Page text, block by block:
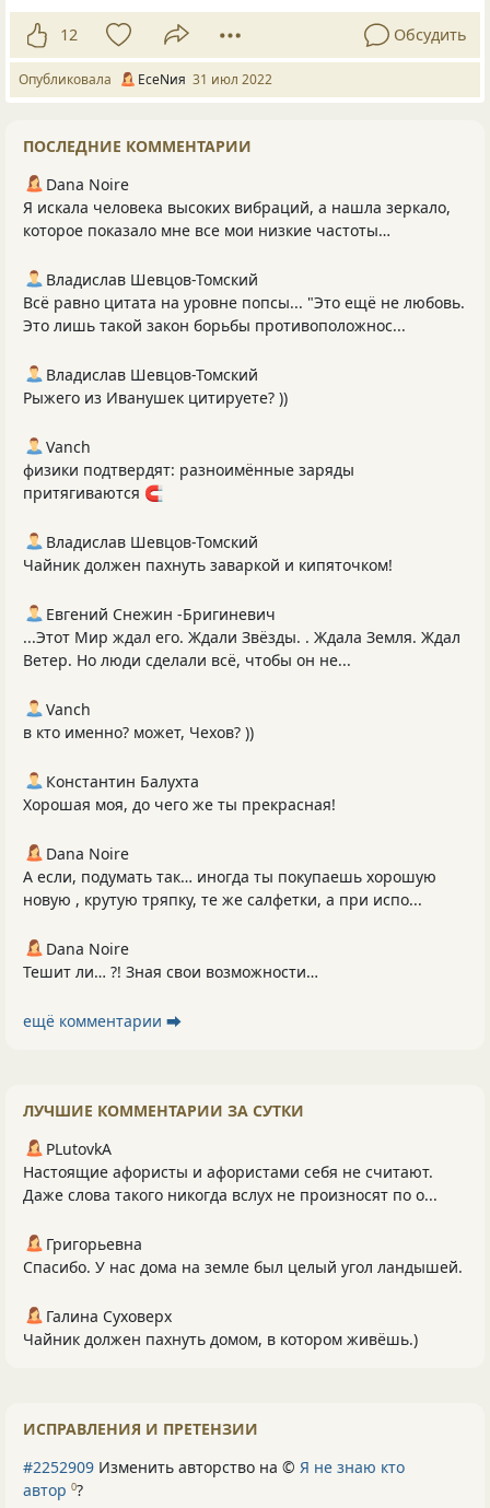
12 Обсудить
Опубликовала ЕсеNия 31 июл 2022
ПОСЛЕДНИЕ КОММЕНТАРИИ
Dana Noire
Я искала человека высоких вибраций, а нашла зеркало,
которое показало мне все мои низкие частоты…
Владислав Шевцов-Томский
Всё равно цитата на уровне попсы... "Это ещё не любовь.
Это лишь такой закон борьбы противоположнос...
Владислав Шевцов-Томский
Рыжего из Иванушек цитируете? ))
Vanch
физики подтвердят: разноимённые заряды
притягиваются 🧲
Владислав Шевцов-Томский
Чайник должен пахнуть заваркой и кипяточком!
Евгений Снежин -Бригиневич
...Этот Мир ждал его. Ждали Звёзды. . Ждала Земля. Ждал
Ветер. Но люди сделали всё, чтобы он не...
Vanch
в кто именно? может, Чехов? ))
Константин Балухта
Хорошая моя, до чего же ты прекрасная!
Dana Noire
А если, подумать так… иногда ты покупаешь хорошую
новую , крутую тряпку, те же салфетки, а при испо...
Dana Noire
Тешит ли… ?! Зная свои возможности…
ещё комментарии ⮕
ЛУЧШИЕ КОММЕНТАРИИ ЗА СУТКИ
PLutоvkА
Настоящие афористы и афористами себя не считают.
Даже слова такого никогда вслух не произносят по о...
Григорьевна
Спасибо. У нас дома на земле был целый угол ландышей.
Галина Суховерх
Чайник должен пахнуть домом, в котором живёшь.)
ИСПРАВЛЕНИЯ И ПРЕТЕНЗИИ
#2252909 Изменить авторство на © Я не знаю кто
автор 0?